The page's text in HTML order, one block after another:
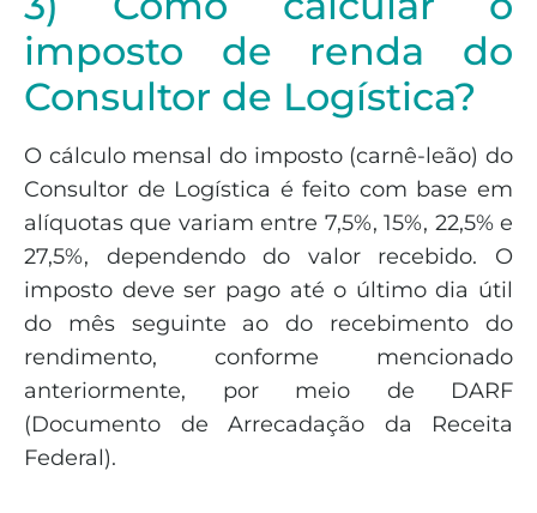
imposto de renda do
Consultor de Logística?
O cálculo mensal do imposto (carnê-leão) do
Consultor de Logística é feito com base em
alíquotas que variam entre 7,5%, 15%, 22,5% e
27,5%, dependendo do valor recebido. O
imposto deve ser pago até o último dia útil
do mês seguinte ao do recebimento do
rendimento, conforme mencionado
anteriormente, por meio de DARF
(Documento de Arrecadação da Receita
Federal).